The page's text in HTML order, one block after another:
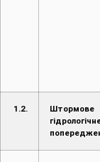
1.2.
Штормове